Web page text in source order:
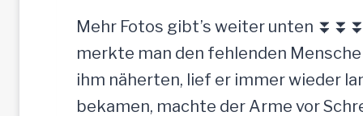
Mehr Fotos gibt’s weiter unten
merkte man den fehlenden
ihm näherten, lief er immer wieder
bekamen, machte der Arme vor